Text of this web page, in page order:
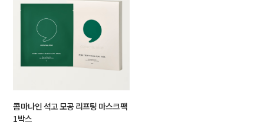
콤마나인 석고 모공 리프팅 마스크팩
1박스